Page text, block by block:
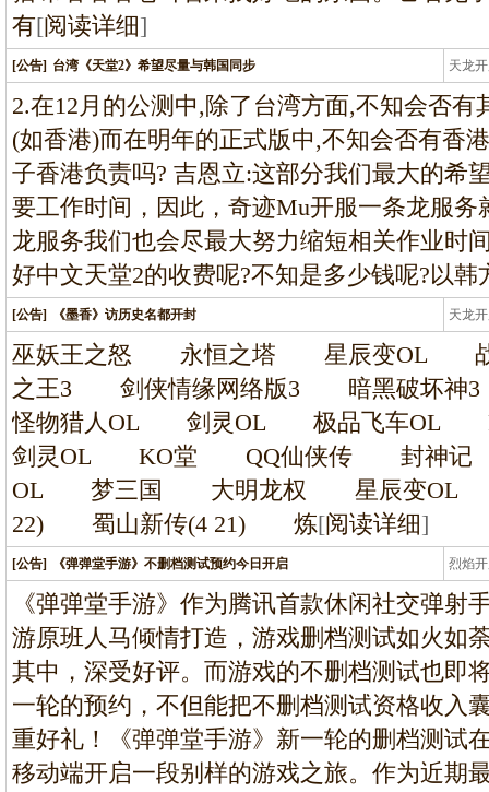
有[阅读详细]
[公告] 台湾《天堂2》希望尽量与韩国同步 天龙
龙
2.在12月的公测中,除了台湾方面,不知会否
(如香港)而在明年的正式版中,不知会否有香
子香港负责吗? 吉恩立:这部分我们最大的希
要工作时间，因此，奇迹Mu开服一条龙服
龙服务我们也会尽最大努力缩短相关作业时
好中文天堂2的收费呢?不知是多少钱呢?以韩
[公告] 《墨香》访历史名都开封 天龙
龙
巫妖王之怒 永恒之塔 星辰变OL
之王3 剑侠情缘网络版3 暗黑破
怪物猎人OL 剑灵OL 极品飞车
剑灵OL KO堂 QQ仙侠传 封神记
OL 梦三国 大明龙权 星辰变OL 黑
22) 蜀山新传(4 21) 炼[阅读详细]
[公告] 《弹弹堂手游》不删档测试预约今日开启 烈焰
龙
《弹弹堂手游》作为腾讯首款休闲社交弹射
游原班人马倾情打造，游戏删档测试如火如
其中，深受好评。而游戏的不删档测试也即
一轮的预约，不但能把不删档测试资格收入
重好礼！《弹弹堂手游》新一轮的删档测试
移动端开启一段别样的游戏之旅。作为近期